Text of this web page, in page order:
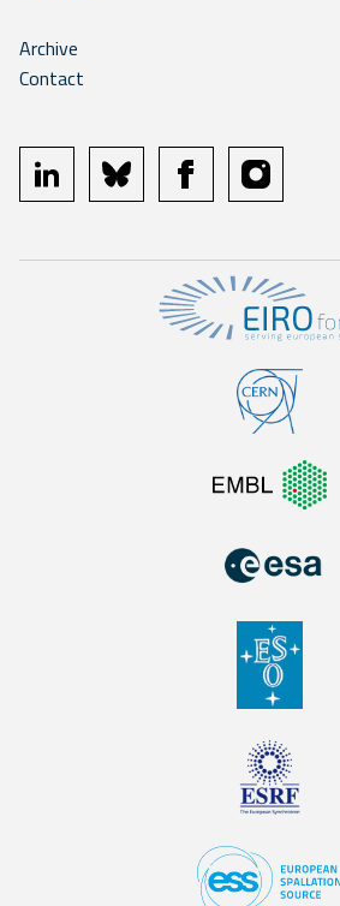
Archive
Contact
linkedin bluesky facebookinstagram